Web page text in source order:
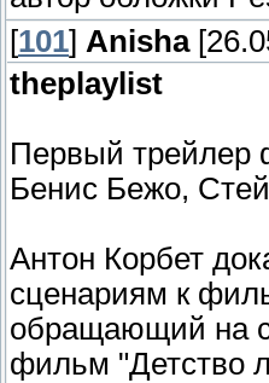
[101] Anisha
theplaylist
Первый трейлер
Бенис Бежо,
Антон Корбет
сценариям к
обращающий на
фильм "Детство